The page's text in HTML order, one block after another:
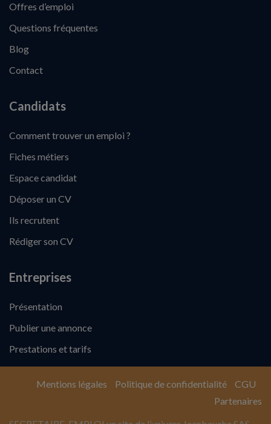
Offres d’emploi
Questions fréquentes
Blog
Contact
Candidats
Comment trouver un emploi ?
Fiches métiers
Espace candidat
Déposer un CV
Ils recrutent
Rédiger son CV
Entreprises
Présentation
Publier une annonce
Prestations et tarifs
Mentions légales Politique de confidentialité
CGU
Partenaires